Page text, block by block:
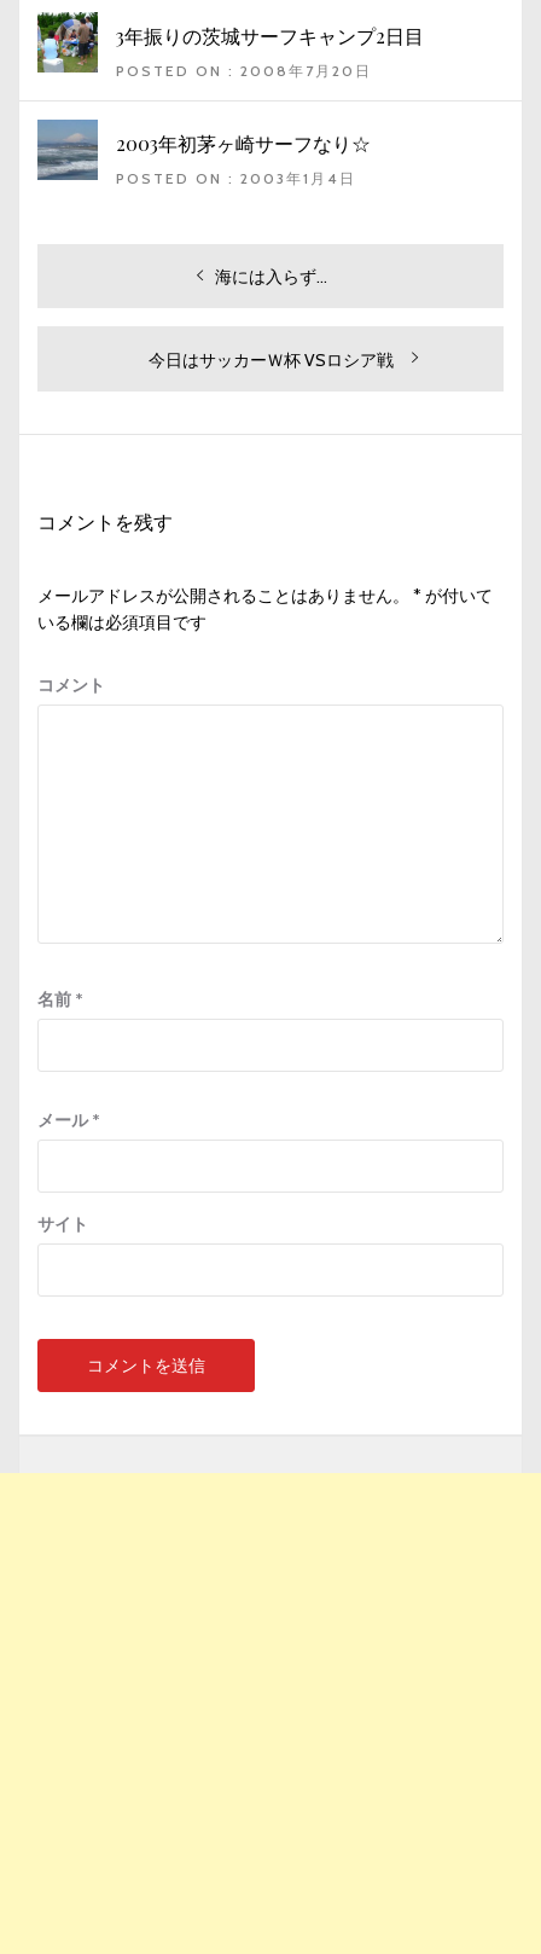
3年振りの茨城サーフキャンプ2日目
POSTED ON : 2008年7月20日
2003年初茅ヶ崎サーフなり☆
POSTED ON : 2003年1月4日
ョ
過
投
海には入らず…
次
稿:
今日はサッカーＷ杯 VSロシア戦
コメントを残す
メールアドレスが公開されることはありません。 * が付いて
いる欄は必須項目です
コメント
名前 *
メール*
サイト